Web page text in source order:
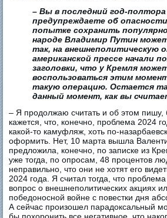
– Вы в последний год-
предупреждаете об
попытке сохранить
народе Владимир Путин
так, на внешнеполитическую
американской прессе начали
заголовки, что у Кремля
воспользоваться этим
такую операцию. Остается
данный момент, как вы
– Я продолжаю считать и об этом пишу,
кажется, что, конечно, проблема 2024
какой-то камуфляж, хоть по-
оформить. Нет, 10 марта вышла
предложила, конечно, по записке из
уже тогда, по опросам, 48 процентов
неправильно, что они не хотят его
2024 года. Я считал тогда, что
вопрос о внешнеполитических акциях
победоносной войне с повестки дня
А сейчас произошел парадоксальный
бы похоронить все негативное, что